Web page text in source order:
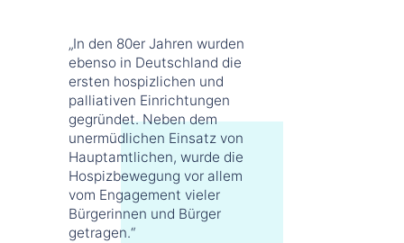
„In den 80er Jahren wurden
ebenso in Deutschland die
ersten hospizlichen und
palliativen Einrichtungen
gegründet. Neben dem
unermüdlichen Einsatz von
Hauptamtlichen, wurde die
Hospizbewegung vor allem
vom Engagement vieler
Bürgerinnen und Bürger
getragen.“